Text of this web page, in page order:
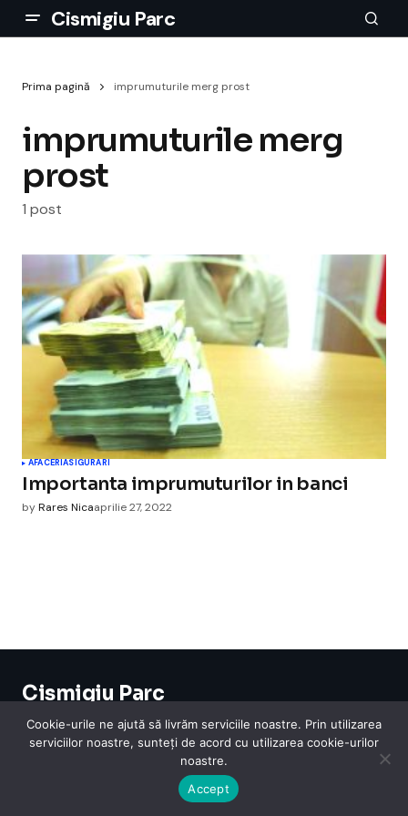
Cismigiu Parc
Prima pagină imprumuturile merg prost
imprumuturile merg
prost
1 post
AFACERIASIGURARI
Importanta imprumuturilor in banci
byRares Nicaaprilie 27, 2022
Cismigiu Parc
InternetLegislatie MedicalModaSarbatoriTelefoaneContact
Cookie-urile ne ajută să livrăm serviciile noastre. Prin utilizarea
serviciilor noastre, sunteți de acord cu utilizarea cookie-urilor
noastre.
Accept